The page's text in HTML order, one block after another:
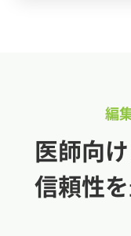
編
医師向
信頼性